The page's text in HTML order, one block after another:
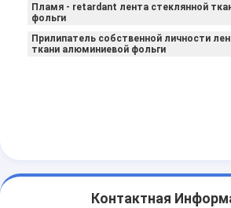
Продукты
Свяжитесь мы
Пламя - retardant лента стеклянной
фольги
Прилипатель собственной личности
ткани алюминиевой фольги
Контактная